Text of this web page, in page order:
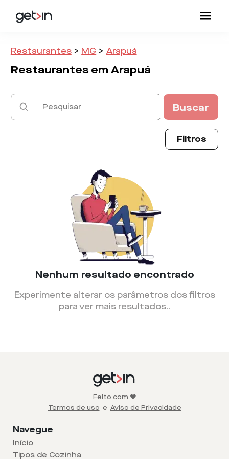
Restaurantes > MG > Arapuá
Restaurantes emArapuá
Buscar
Filtros
Nenhum resultado encontrado
Experimente alterar os parâmetros dos filtros
para ver mais resultados..
Feito com ❤️
Termos de uso e Aviso de Privacidade
Navegue
Início
Tipos de Cozinha